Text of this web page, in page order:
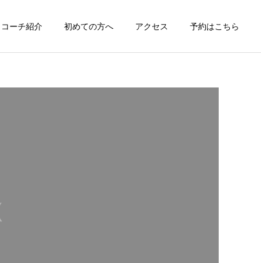
コーチ紹介 初めての方へ アクセス 予約はこちら